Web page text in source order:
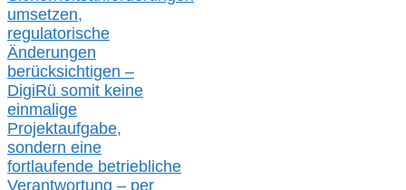
umsetzen,
regulatorische
Änderungen
berücksichtigen –
DigiRü somit keine
einmalige
Projektaufgabe,
sondern eine
fortlaufende betriebliche
Verantwortung – per